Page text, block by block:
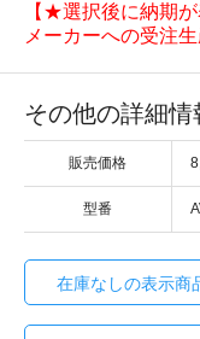
【★選択後に納期が
メーカーへの受注
その他の詳細情
販売価格
型番
在庫なしの表示商